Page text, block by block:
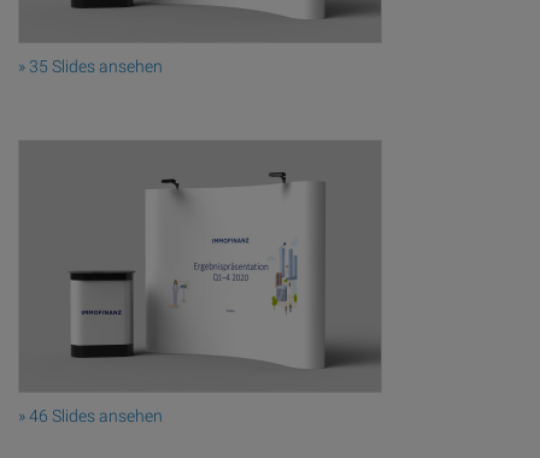
» 35 Slides ansehen
» 46 Slides ansehen